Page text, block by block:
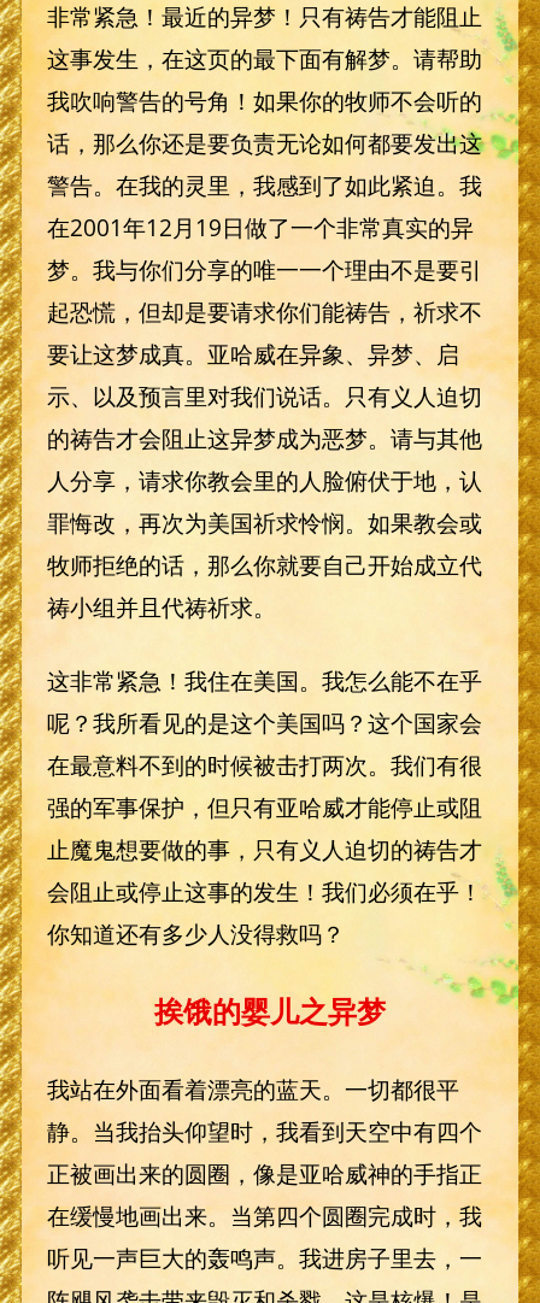
非常紧急！最近的异梦！只有祷告才能阻止
这事发生，在这页的最下面有解梦。请帮助
我吹响警告的号角！如果你的牧师不会听的
话，那么你还是要负责无论如何都要发出这
警告。在我的灵里，我感到了如此紧迫。我
在2001年12月19日做了一个非常真实的异
梦。我与你们分享的唯一一个理由不是要引
起恐慌，但却是要请求你们能祷告，祈求不
要让这梦成真。亚哈威在异象、异梦、启
示、以及预言里对我们说话。只有义人迫切
的祷告才会阻止这异梦成为恶梦。请与其他
人分享，请求你教会里的人脸俯伏于地，认
罪悔改，再次为美国祈求怜悯。如果教会或
牧师拒绝的话，那么你就要自己开始成立代
祷小组并且代祷祈求。
这非常紧急！我住在美国。我怎么能不在乎
呢？我所看见的是这个美国吗？这个国家会
在最意料不到的时候被击打两次。我们有很
强的军事保护，但只有亚哈威才能停止或阻
止魔鬼想要做的事，只有义人迫切的祷告才
会阻止或停止这事的发生！我们必须在乎！
你知道还有多少人没得救吗？
挨饿的婴儿之异梦
我站在外面看着漂亮的蓝天。一切都很平
静。当我抬头仰望时，我看到天空中有四个
正被画出来的圆圈，像是亚哈威神的手指正
在缓慢地画出来。当第四个圆圈完成时，我
听见一声巨大的轰鸣声。我进房子里去，一